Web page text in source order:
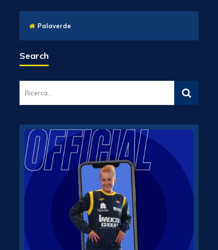
Palaverde
Search